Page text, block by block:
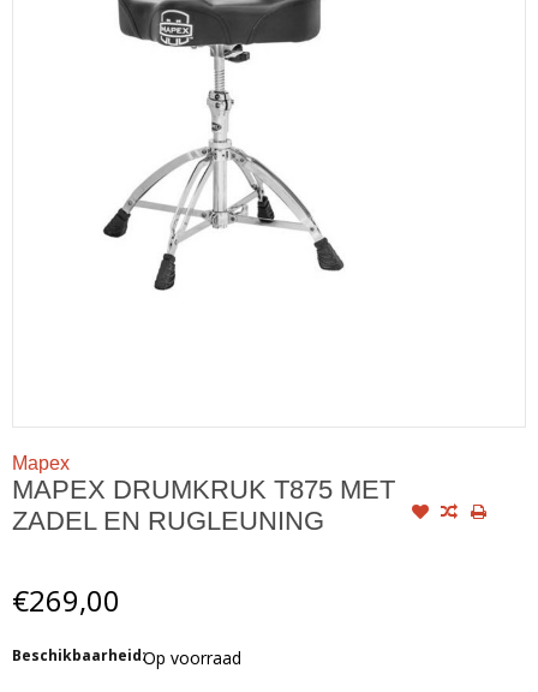
Mapex
MAPEX DRUMKRUK T875 MET
ZADEL EN RUGLEUNING
€269,00
Beschikbaarheid:Op voorraad